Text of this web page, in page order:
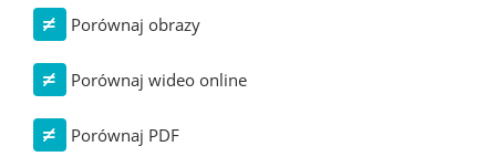
Porównaj obrazy
Porównaj wideo online
Porównaj PDF